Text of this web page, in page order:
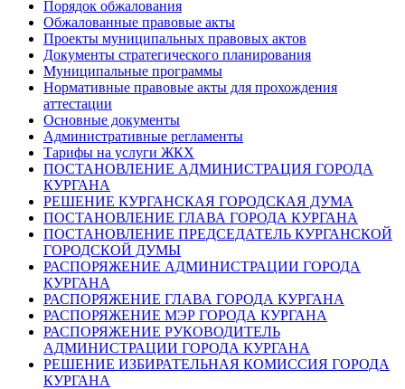
Порядок обжалования
Обжалованные правовые акты
Проекты муниципальных правовых актов
Документы стратегического планирования
Муниципальные программы
Нормативные правовые акты для прохождения
аттестации
Основные документы
Административные регламенты
Тарифы на услуги ЖКХ
ПОСТАНОВЛЕНИЕ АДМИНИСТРАЦИЯ ГОРОДА
КУРГАНА
РЕШЕНИЕ КУРГАНСКАЯ ГОРОДСКАЯ ДУМА
ПОСТАНОВЛЕНИЕ ГЛАВА ГОРОДА КУРГАНА
ПОСТАНОВЛЕНИЕ ПРЕДСЕДАТЕЛЬ КУРГАНСКОЙ
ГОРОДСКОЙ ДУМЫ
РАСПОРЯЖЕНИЕ АДМИНИСТРАЦИИ ГОРОДА
КУРГАНА
РАСПОРЯЖЕНИЕ ГЛАВА ГОРОДА КУРГАНА
РАСПОРЯЖЕНИЕ МЭР ГОРОДА КУРГАНА
РАСПОРЯЖЕНИЕ РУКОВОДИТЕЛЬ
АДМИНИСТРАЦИИ ГОРОДА КУРГАНА
РЕШЕНИЕ ИЗБИРАТЕЛЬНАЯ КОМИССИЯ ГОРОДА
КУРГАНА